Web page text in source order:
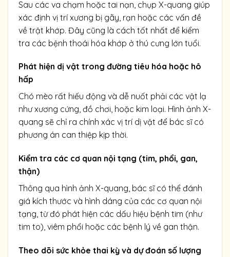
Sau các va chạm hoặc tai nạn, chụp X-quang giúp
xác định vị trí xương bị gãy, rạn hoặc các vấn đề
về trật khớp. Đây cũng là cách tốt nhất để kiểm
tra các bệnh thoái hóa khớp ở thú cưng lớn tuổi.
Phát hiện dị vật trong đường tiêu hóa hoặc hô
hấp
Chó mèo rất hiếu động và dễ nuốt phải các vật lạ
như xương cứng, đồ chơi, hoặc kim loại. Hình ảnh X-
quang sẽ chỉ ra chính xác vị trí dị vật để bác sĩ có
phương án can thiệp kịp thời.
Kiểm tra các cơ quan nội tạng (tim, phổi, gan,
thận)
Thông qua hình ảnh X-quang, bác sĩ có thể đánh
giá kích thước và hình dáng của các cơ quan nội
tạng, từ đó phát hiện các dấu hiệu bệnh tim (như
tim to), viêm phổi hoặc các bệnh lý về gan thận.
Theo dõi sức khỏe thai kỳ và dự đoán số lượng